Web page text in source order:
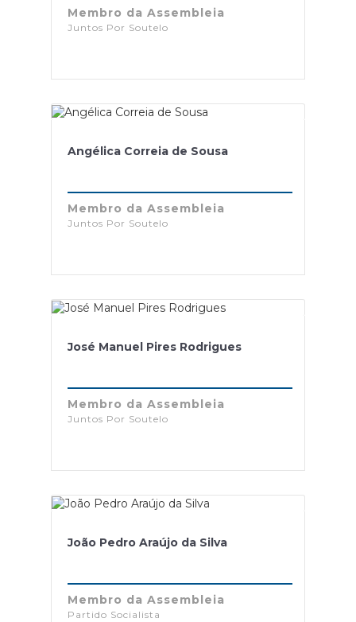
Membro da Assembleia
Juntos Por Soutelo
Angélica Correia de Sousa
Membro da Assembleia
Juntos Por Soutelo
José Manuel Pires Rodrigues
Membro da Assembleia
Juntos Por Soutelo
João Pedro Araújo da Silva
Membro da Assembleia
Partido Socialista